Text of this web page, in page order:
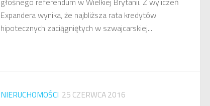
Expandera wynika, że najbliższa rata kredytów
hipotecznych zaciągniętych w szwajcarskiej...
NIERUCHOMOŚCI 25 CZERWCA 2016